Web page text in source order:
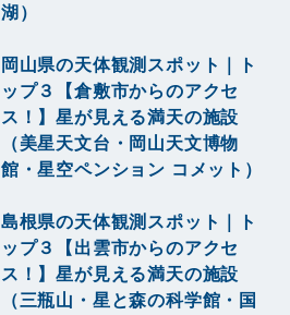
湖）
岡山県の天体観測スポット｜ト
ップ３【倉敷市からのアクセ
ス！】星が見える満天の施設
（美星天文台・岡山天文博物
館・星空ペンション コメット）
島根県の天体観測スポット｜ト
ップ３【出雲市からのアクセ
ス！】星が見える満天の施設
（三瓶山・星と森の科学館・国